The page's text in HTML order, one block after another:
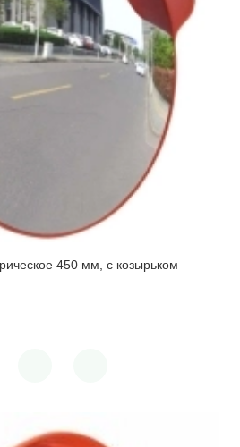
450 мм, с козырьком